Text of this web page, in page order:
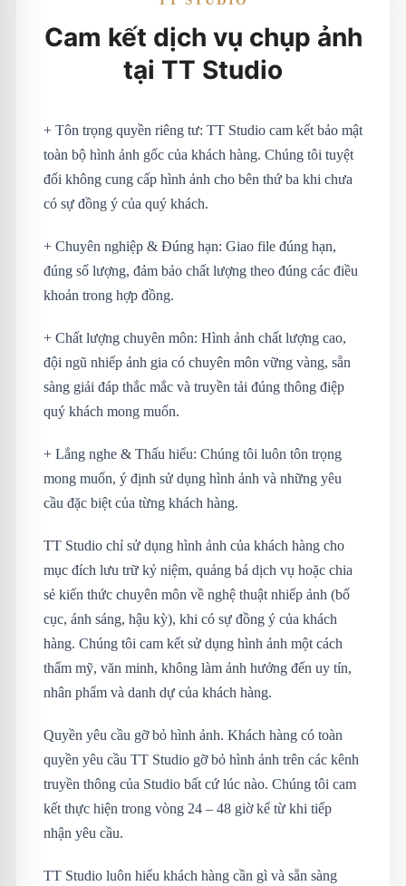
Cam kết dịch vụ chụp ảnh
tại TT Studio
+ Tôn trọng quyền riêng tư: TT Studio cam kết bảo mật
toàn bộ hình ảnh gốc của khách hàng. Chúng tôi tuyệt
đối không cung cấp hình ảnh cho bên thứ ba khi chưa
có sự đồng ý của quý khách.
+ Chuyên nghiệp & Đúng hạn: Giao file đúng hạn,
đúng số lượng, đảm bảo chất lượng theo đúng các điều
khoản trong hợp đồng.
+ Chất lượng chuyên môn: Hình ảnh chất lượng cao,
đội ngũ nhiếp ảnh gia có chuyên môn vững vàng, sẵn
sàng giải đáp thắc mắc và truyền tải đúng thông điệp
quý khách mong muốn.
+ Lắng nghe & Thấu hiểu: Chúng tôi luôn tôn trọng
mong muốn, ý định sử dụng hình ảnh và những yêu
cầu đặc biệt của từng khách hàng.
TT Studio chỉ sử dụng hình ảnh của khách hàng cho
mục đích lưu trữ kỷ niệm, quảng bá dịch vụ hoặc chia
sẻ kiến thức chuyên môn về nghệ thuật nhiếp ảnh (bố
cục, ánh sáng, hậu kỳ), khi có sự đồng ý của khách
hàng. Chúng tôi cam kết sử dụng hình ảnh một cách
thẩm mỹ, văn minh, không làm ảnh hưởng đến uy tín,
nhân phẩm và danh dự của khách hàng.
Quyền yêu cầu gỡ bỏ hình ảnh. Khách hàng có toàn
quyền yêu cầu TT Studio gỡ bỏ hình ảnh trên các kênh
truyền thông của Studio bất cứ lúc nào. Chúng tôi cam
kết thực hiện trong vòng 24 – 48 giờ kể từ khi tiếp
nhận yêu cầu.
TT Studio luôn hiểu khách hàng cần gì và sẵn sàng